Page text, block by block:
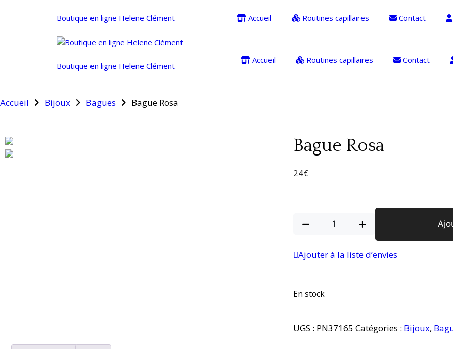
Boutique en ligne Helene Clément Accueil Routines capillaires Contact
Boutique en ligne Helene Clément
Accueil Routines capillaires Contact
Accueil Bijoux Bagues Bague Rosa
Bague Rosa
24€
Ajouter à la liste d’envies
En stock
UGS : PN37165 Catégories : Bijoux,